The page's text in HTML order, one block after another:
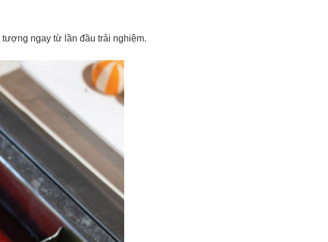
ngay từ lần đầu trải nghiệm.